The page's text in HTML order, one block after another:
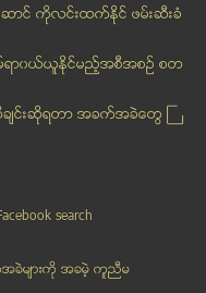
ြဲေတာ္
ေလာင္၊ အ...
က်င့္ခံရ
ႏိုင္ငံေရး အက်ပ...
ပည္ပသြားေရာက္ လု...
ြက္တြင္ H...
ၤ့က မုဒိန္းက...
းေဆာင္ ကိုလင္းထက္ႏိုင္ ဖမ္းဆီးခံ
မ္ရာ၀ယ္ယူႏုိင္မည့္အစီအစဥ္ စတ
းဆုိရတာ အခက္အခဲေတြ ႀ
search
က္အခဲမ်ားကုိ အခမဲ့ ကူညီမ